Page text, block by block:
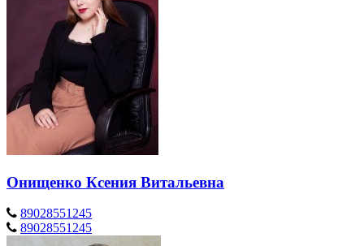
Онищенко Ксения Витальевна
89028551245
89028551245